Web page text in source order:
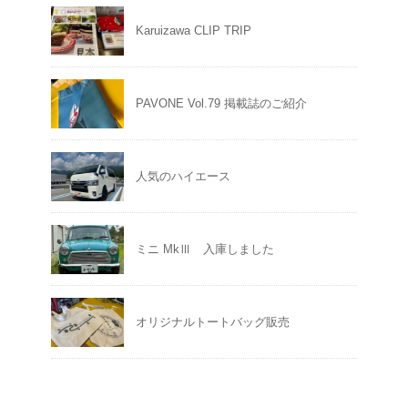
Karuizawa CLIP TRIP
PAVONE Vol.79 掲載誌のご紹介
人気のハイエース
ミニ MkⅢ 入庫しました
オリジナルトートバッグ販売